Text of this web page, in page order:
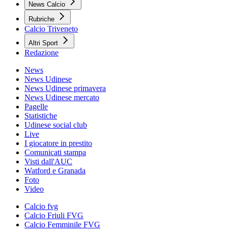
News Calcio
Rubriche
Calcio Triveneto
Altri Sport
Redazione
News
News Udinese
News Udinese primavera
News Udinese mercato
Pagelle
Statistiche
Udinese social club
Live
I giocatore in prestito
Comunicati stampa
Visti dall'AUC
Watford e Granada
Foto
Video
Calcio fvg
Calcio Friuli FVG
Calcio Femminile FVG